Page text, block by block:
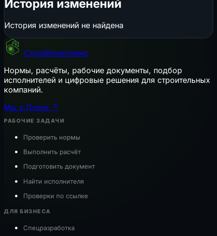
История изменений
История изменений не найдена
СтройКомплаенс
Нормы, расчёты, рабочие документы, подбор
исполнителей и цифровые решения для строительных
компаний.
Мы в Дзене ↗
РАБОЧИЕ ЗАДАЧИ
Проверить нормы
Выполнить расчёт
Подготовить документ
Найти исполнителя
Проверки по ссылке
ДЛЯ БИЗНЕСА
Спецразработка